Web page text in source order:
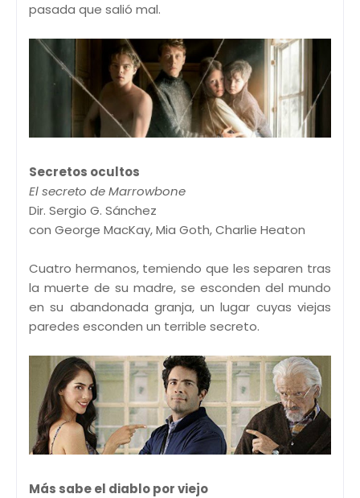
pasada que salió mal.
Secretos ocultos
El secreto de Marrowbone
Dir. Sergio G. Sánchez
con George MacKay, Mia Goth, Charlie Heaton
Cuatro hermanos, temiendo que les separen tras
la muerte de su madre, se esconden del mundo
en su abandonada granja, un lugar cuyas viejas
paredes esconden un terrible secreto.
Más sabe el diablo por viejo